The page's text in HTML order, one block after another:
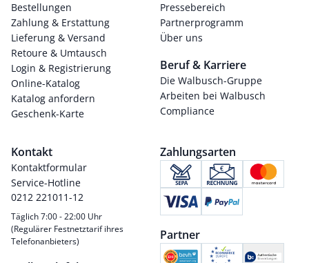
Bestellungen
Zahlung & Erstattung
Lieferung & Versand
Retoure & Umtausch
Login & Registrierung
Online-Katalog
Katalog anfordern
Geschenk-Karte
Pressebereich
Partnerprogramm
Über uns
Beruf & Karriere
Die Walbusch-Gruppe
Arbeiten bei Walbusch
Compliance
Kontakt
Kontaktformular
Service-Hotline
0212 221011-12
Täglich 7:00 - 22:00 Uhr
(Regulärer Festnetztarif ihres
Telefonanbieters)
Zahlungsarten
Partner